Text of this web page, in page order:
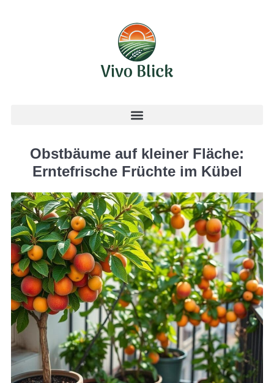
Obstbäume auf kleiner Fläche:
Erntefrische Früchte im Kübel